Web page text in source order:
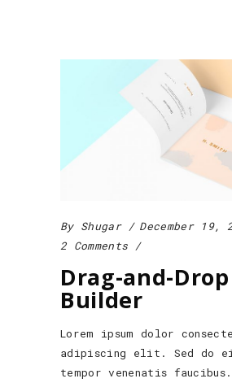
By Shugar
December 19,
2 Comments
Drag-and-Drop
Builder
Lorem ipsum dolor
adipiscing elit. Sed do
tempor venenatis